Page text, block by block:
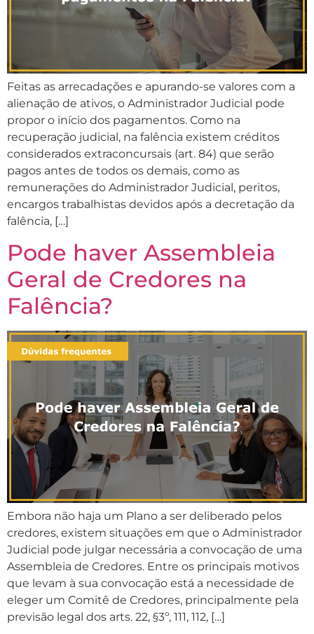
Feitas as arrecadações e apurando-se valores com a
alienação de ativos, o Administrador Judicial pode
propor o início dos pagamentos. Como na
recuperação judicial, na falência existem créditos
considerados extraconcursais (art. 84) que serão
pagos antes de todos os demais, como as
remunerações do Administrador Judicial, peritos,
encargos trabalhistas devidos após a decretação da
falência, […]
Pode haver Assembleia
Geral de Credores na
Falência?
Embora não haja um Plano a ser deliberado pelos
credores, existem situações em que o Administrador
Judicial pode julgar necessária a convocação de uma
Assembleia de Credores. Entre os principais motivos
que levam à sua convocação está a necessidade de
eleger um Comitê de Credores, principalmente pela
previsão legal dos arts. 22, §3º, 111, 112, […]